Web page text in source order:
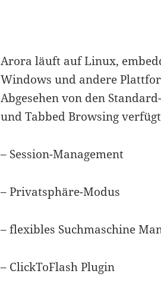
Arora läuft auf Linux,
Windows und andere
Abgesehen von den
und Tabbed Browsing
– Session-Management
– Privatsphäre-Modus
– flexibles Suchmaschine
– ClickToFlash Plugin